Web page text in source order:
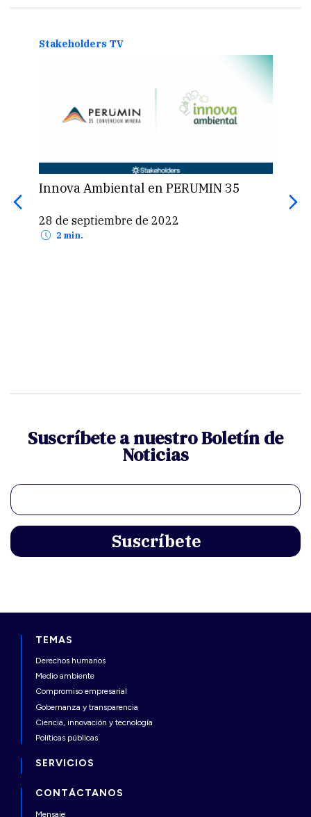
Stakeholders TV
Innova Ambiental en PERUMIN 35
28 de septiembre de 2022
2 min.
Suscríbete a nuestro Boletín de
Noticias
TEMAS
Derechos humanos
Medio ambiente
Compromiso empresarial
Gobernanza y transparencia
Ciencia, innovación y tecnología
Políticas públicas
SERVICIOS
CONTÁCTANOS
Mensaje